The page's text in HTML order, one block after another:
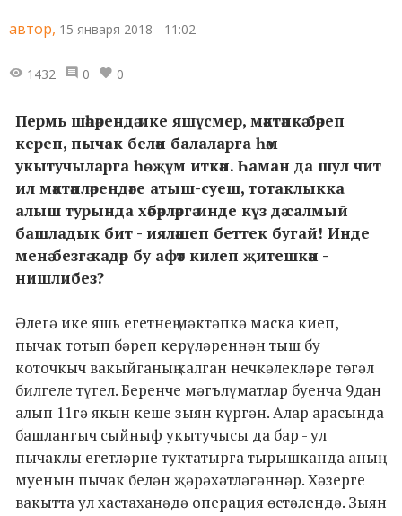
автор, 15 января 2018 - 11:02
1432 0 0
Пермь шәһәрендә ике яшүсмер, мәктәпкә бәреп
кереп, пычак белән балаларга һәм
укытучыларга һөҗүм иткән. Һаман да шул чит
ил мәктәпләрендәге атыш-суеш, тотаклыкка
алыш турында хәбәрләргә инде күз дә салмый
башладык бит - ияләшеп беттек бугай! Инде
менә безгә кадәр бу афәт килеп җитешкән -
нишлибез?
Әлегә ике яшь егетнең мәктәпкә маска киеп,
пычак тотып бәреп керүләреннән тыш бу
коточкыч вакыйганың калган нечкәлекләре төгәл
билгеле түгел. Беренче мәгълүматлар буенча 9дан
алып 11гә якын кеше зыян күргән. Алар арасында
башлангыч сыйныф укытучысы да бар - ул
пычаклы егетләрне туктатырга тырышканда аның
муенын пычак белән җәрәхәтләгәннәр. Хәзерге
вакытта ул хастаханәдә операция өстәлендә. Зыян